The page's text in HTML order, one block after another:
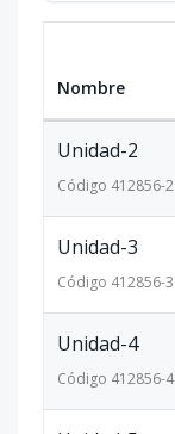
Nombre
Unidad-2
Código 412856-2
Unidad-3
Código 412856-3
Unidad-4
Código 412856-4